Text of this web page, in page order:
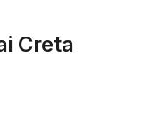
Creta